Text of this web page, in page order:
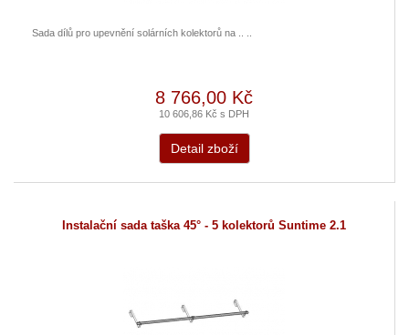
Sada dílů pro upevnění solárních kolektorů na .. ..
8 766,00 Kč
10 606,86 Kč s DPH
Detail zboží
Instalační sada taška 45° - 5 kolektorů Suntime 2.1